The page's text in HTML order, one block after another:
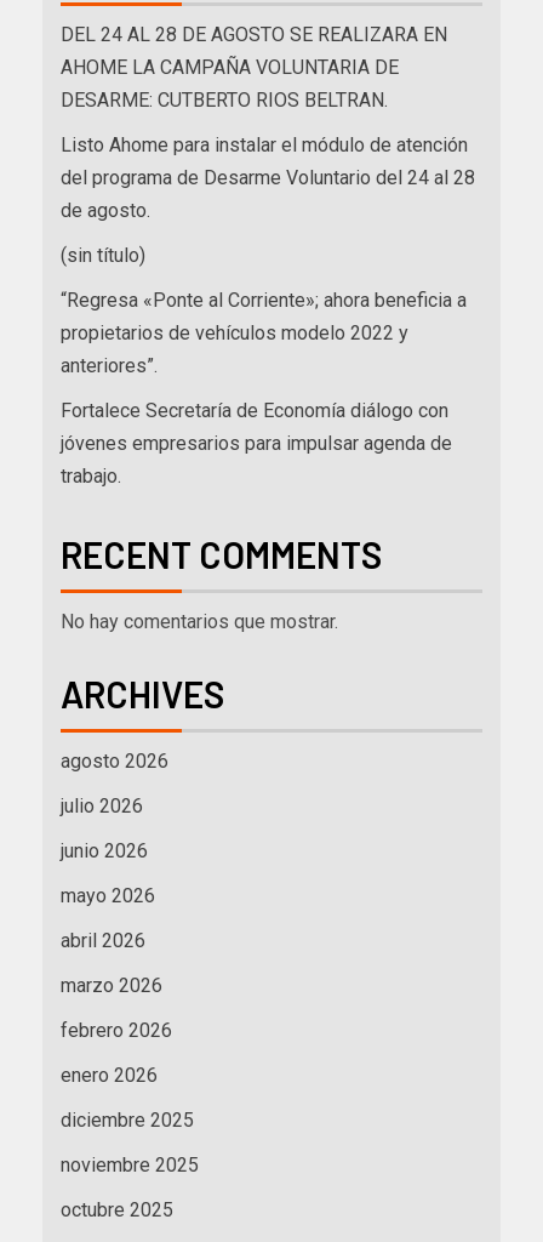
DEL 24 AL 28 DE AGOSTO SE REALIZARA EN
AHOME LA CAMPAÑA VOLUNTARIA DE
DESARME: CUTBERTO RIOS BELTRAN.
Listo Ahome para instalar el módulo de atención
del programa de Desarme Voluntario del 24 al 28
de agosto.
(sin título)
“Regresa «Ponte al Corriente»; ahora beneficia a
propietarios de vehículos modelo 2022 y
anteriores”.
Fortalece Secretaría de Economía diálogo con
jóvenes empresarios para impulsar agenda de
trabajo.
RECENT COMMENTS
No hay comentarios que mostrar.
ARCHIVES
agosto 2026
julio 2026
junio 2026
mayo 2026
abril 2026
marzo 2026
febrero 2026
enero 2026
diciembre 2025
noviembre 2025
octubre 2025